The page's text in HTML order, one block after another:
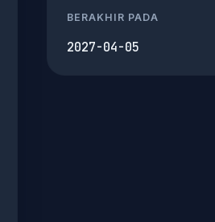
BERAKHIR PADA
2027-04-05